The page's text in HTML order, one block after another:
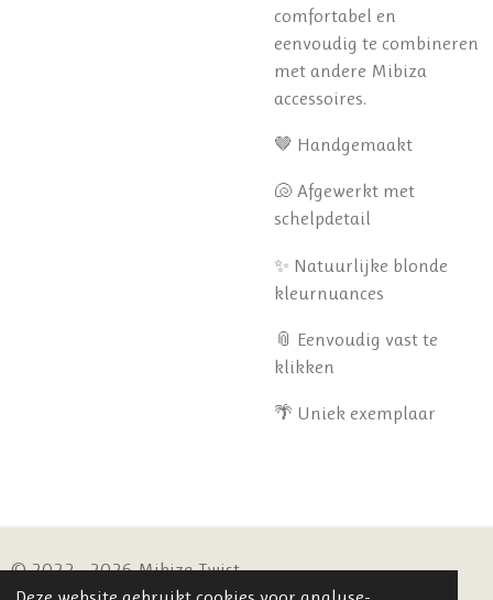
comfortabel en
eenvoudig te combineren
met andere Mibiza
accessoires.
🤎 Handgemaakt
🐚 Afgewerkt met
schelpdetail
✨ Natuurlijke blonde
kleurnuances
📎 Eenvoudig vast te
klikken
🌴 Uniek exemplaar
© 2022 - 2026 Mibiza Twist